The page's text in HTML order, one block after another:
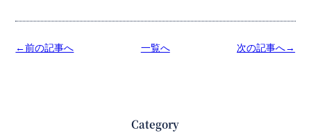
←前の記事へ 一覧へ 次の記事へ→
Category